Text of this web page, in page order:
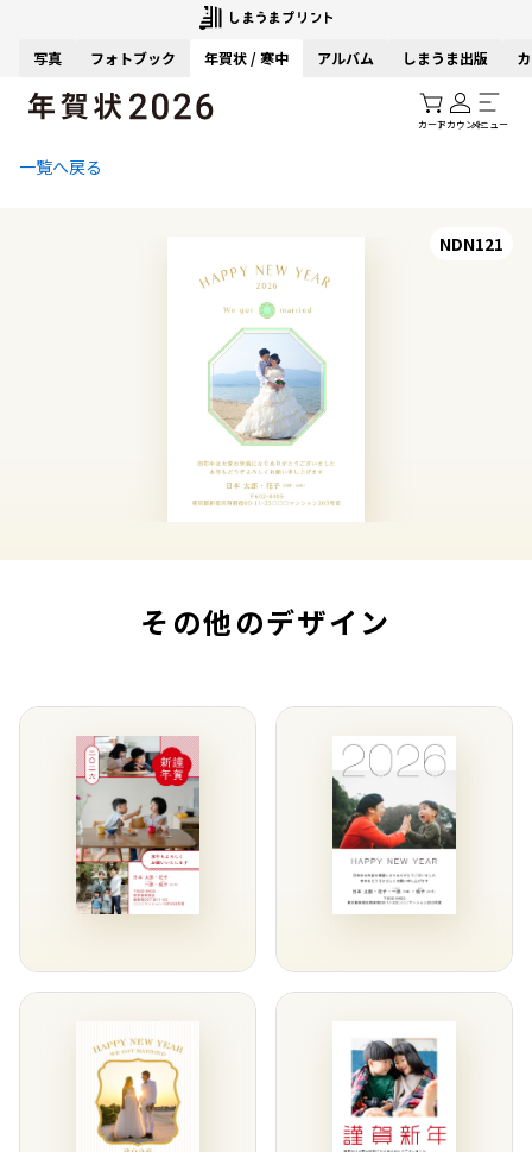
写真 フォトブック 年賀状 / 寒中 アルバム しまうま出版
カートアカウントメニュー
一覧へ戻る
NDN121
その他のデザイン